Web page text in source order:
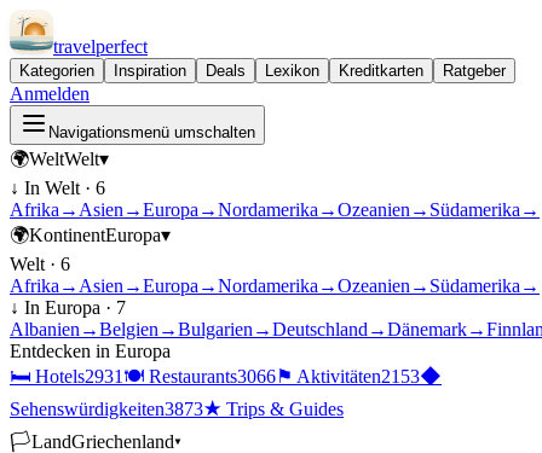
travelperfect
Kategorien Inspiration Deals Lexikon Kreditkarten Ratgeber
Anmelden
Navigationsmenü umschalten
🌍WeltWelt▾
↓ In Welt · 6
Afrika → Asien →Europa →Nordamerika →Ozeanien → Südamerika →
🌍KontinentEuropa▾
Welt · 6
Afrika → Asien →Europa →Nordamerika →Ozeanien → Südamerika →
↓ In Europa · 7
Albanien →Belgien →Bulgarien →Deutschland →Dänemark→
Entdecken in Europa
🛏 Hotels2931 🍽 Restaurants3066⚑ Aktivitäten2153◆
Sehenswürdigkeiten3873★ Trips & Guides
🏳LandGriechenland▾